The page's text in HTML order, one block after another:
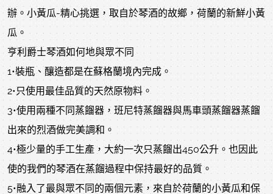
辦。小黃瓜-精心挑選，取自於琴酒的故鄉，荷蘭的新鮮小黃
瓜。
亨利爵士琴酒如何地與眾不同
1•裝瓶、釀造都是在蘇格蘭境內完成。
2•只使用最佳品質的天然原物料。
3•使用兩種不同蒸餾器，班尼特蒸餾器與馬車頭蒸餾器蒸餾
出來的烈酒做完美調和。
4•極少量的手工生產，大約一次只蒸餾出450公升。也因此
使的我們的琴酒在蒸餾過程中保持最好的品質。
5•融入了最與眾不同的兩個元素，來自於荷蘭的小黃瓜和保